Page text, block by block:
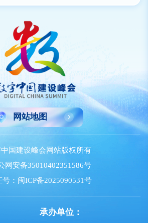
网站地图
国建设峰会网站版权所有
网安备35010402351586号
号：闽ICP备2025090531号
承办单位：